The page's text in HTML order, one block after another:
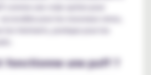
: accessible pour les nouveaux venus,
fonctionne une puff ?